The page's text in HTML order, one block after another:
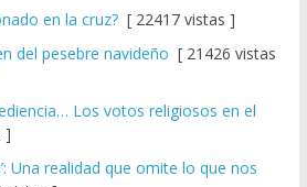
en la cruz?[ 22417 vistas ]
del pesebre navideño [ 21426 vistas
Los votos religiosos en el
]
Una realidad que omite lo que nos